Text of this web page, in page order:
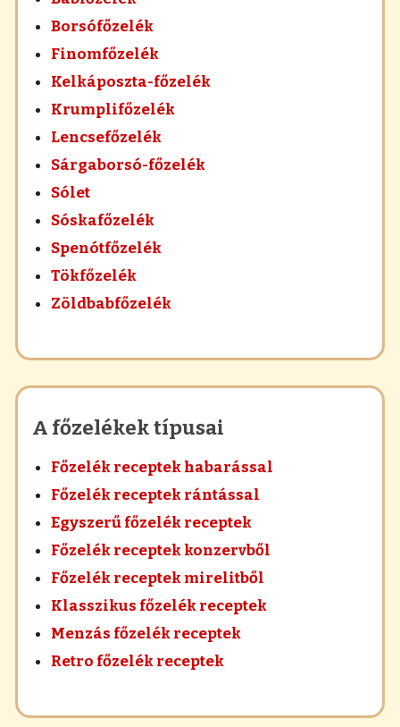
Borsófőzelék
Finomfőzelék
Kelkáposzta-főzelék
Krumplifőzelék
Lencsefőzelék
Sárgaborsó-főzelék
Sólet
Sóskafőzelék
Spenótfőzelék
Tökfőzelék
Zöldbabfőzelék
A főzelékek típusai
Főzelék receptek habarással
Főzelék receptek rántással
Egyszerű főzelék receptek
Főzelék receptek konzervből
Főzelék receptek mirelitből
Klasszikus főzelék receptek
Menzás főzelék receptek
Retro főzelék receptek